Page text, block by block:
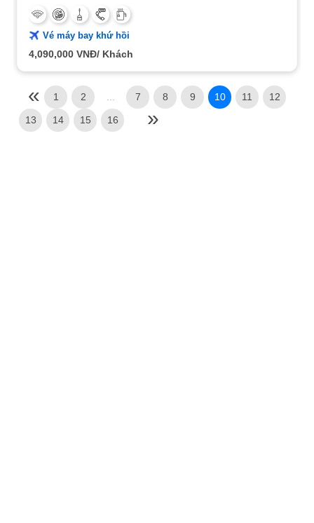
Vé máy bay khứ hồi
4,090,000 VNĐ/ Khách
1 2 7 8 9 10 11 12
13 14 15 16